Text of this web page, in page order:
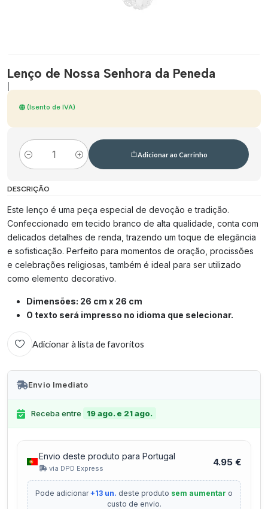
Lenço de Nossa Senhora da Peneda
(Isento de IVA)
Quantidade
Adicionar ao Carrinho
DESCRIÇÃO
Este lenço é uma peça especial de devoção e tradição.
Confeccionado em tecido branco de alta qualidade, conta com
delicados detalhes de renda, trazendo um toque de elegância
e sofisticação. Perfeito para momentos de oração, procissões
e celebrações religiosas, também é ideal para ser utilizado
como elemento decorativo.
Dimensões: 26 cm x 26 cm
O texto será impresso no idioma que selecionar.
Adicionar à lista de favoritos
Envio Imediato
Receba entre 19 ago. e 21 ago.
Envio deste produto para Portugal
via DPD Express
4.95 €
Pode adicionar+13 un. deste produto sem aumentar o
custo de envio.